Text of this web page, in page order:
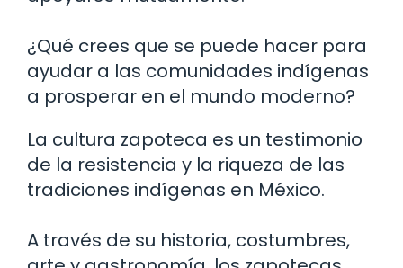
¿Qué crees que se puede hacer para
ayudar a las comunidades indígenas
a prosperar en el mundo moderno?
La cultura zapoteca es un testimonio
de la resistencia y la riqueza de las
tradiciones indígenas en México.
A través de su historia, costumbres,